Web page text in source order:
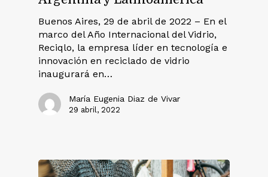
Buenos Aires, 29 de abril de 2022 – En el
marco del Año Internacional del Vidrio,
Reciqlo, la empresa líder en tecnología e
innovación en reciclado de vidrio
inaugurará en…
María Eugenia Diaz de Vivar
29 abril, 2022